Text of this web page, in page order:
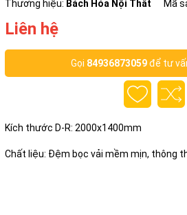
Thương hiệu: Bách Hóa Nội Thất Mã
Liên hệ
Gọi 84936873059để tư
Kích thước D-R: 2000x1400mm
Chất liệu: Đệm bọc vải mềm mịn, thông